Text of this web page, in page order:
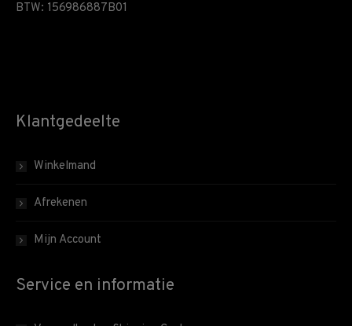
BTW: 156986887B01
Klantgedeelte
Winkelmand
Afrekenen
Mijn Account
Service en informatie